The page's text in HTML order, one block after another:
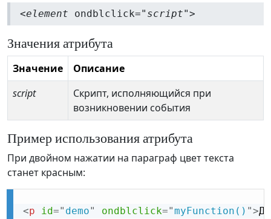
<element ondblclick=" script">
Значения атрибута
Значение
Описание
script
Скрипт, исполняющийся при
возникновении события
Пример использования атрибута
При двойном нажатии на параграф цвет текста
станет красным:
<p id=" demo" ondblclick="myFunction() ">